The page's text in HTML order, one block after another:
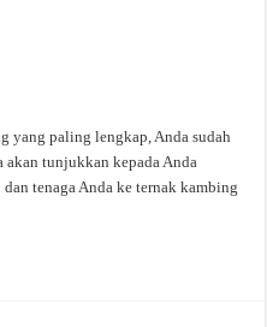
yang paling lengkap, Anda sudah
akan tunjukkan kepada Anda
tenaga Anda ke ternak kambing